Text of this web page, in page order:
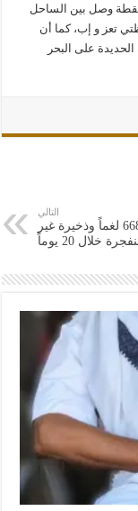
نقطة وصل بين الساحل
تعز و إب، كما أن
على البحر
التالي
مسام تنزع 6682 لغماً وذخيرة غير
خلال 20 يوماً